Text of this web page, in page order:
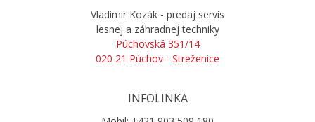
Vladimír Kozák - predaj servis
lesnej a záhradnej techniky
Púchovská 351/14
020 21 Púchov - Streženice
INFOLINKA